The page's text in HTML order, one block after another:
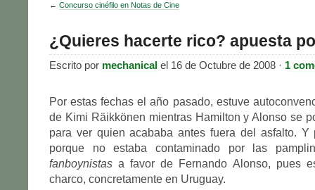
← Concurso cinéfilo en Notas de Cine
¿Quieres hacerte rico? apuesta
Escrito por mechanical el 16 de Octubre de 2008 · 1
Por estas fechas el año pasado, estuve
de Kimi Räikkönen mientras Hamilton y Alonso se
para ver quien acababa antes fuera del asfalto. Y
porque no estaba contaminado por las
fanboynistas a favor de Fernando Alonso, pues
charco, concretamente en Uruguay.